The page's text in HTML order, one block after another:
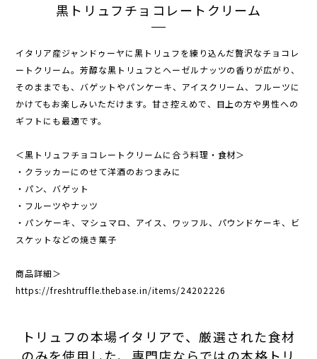
黒トリュフチョコレートクリーム
イタリア産ジャンドゥーヤに黒トリュフを練り込んだ贅沢なチョコレ
ートクリーム。芳醇な黒トリュフとヘーゼルナッツの香りが広がり、
そのままでも、バゲットやパンケーキ、アイスクリーム、フルーツに
かけてもお楽しみいただけます。甘さ控えめで、目上の方や男性への
ギフトにも最適です。
＜黒トリュフチョコレートクリームに合う料理・食材＞
・クラッカーにのせて洋酒のおつまみに
・パン、バゲット
・フルーツやナッツ
・パンケーキ、マシュマロ、アイス、ワッフル、パウンドケーキ、ビ
スケットなどの焼き菓子
商品詳細＞
https://freshtruffle.thebase.in/items/24202226
トリュフの本場イタリアで、厳選された食材